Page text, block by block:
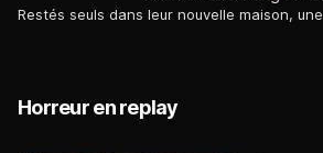
Horreur en replay